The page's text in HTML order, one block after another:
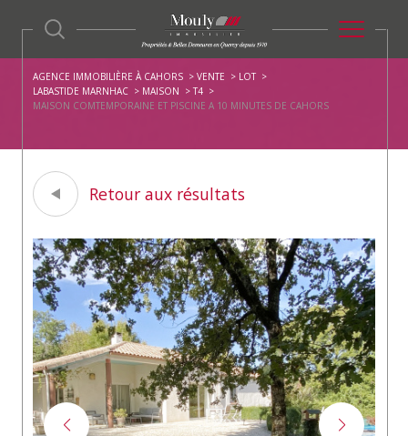
AGENCE IMMOBILIÈRE À CAHORS VENTE
LOT
LABASTIDE MARNHAC
MAISON
T4
MAISON COMTEMPORAINE ET PISCINE A 10 MINUTES DE CAHORS
Retour aux résultats